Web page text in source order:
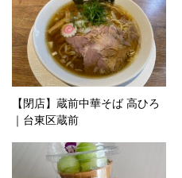
【閉店】蔵前中華そば 高ひろ
｜台東区蔵前